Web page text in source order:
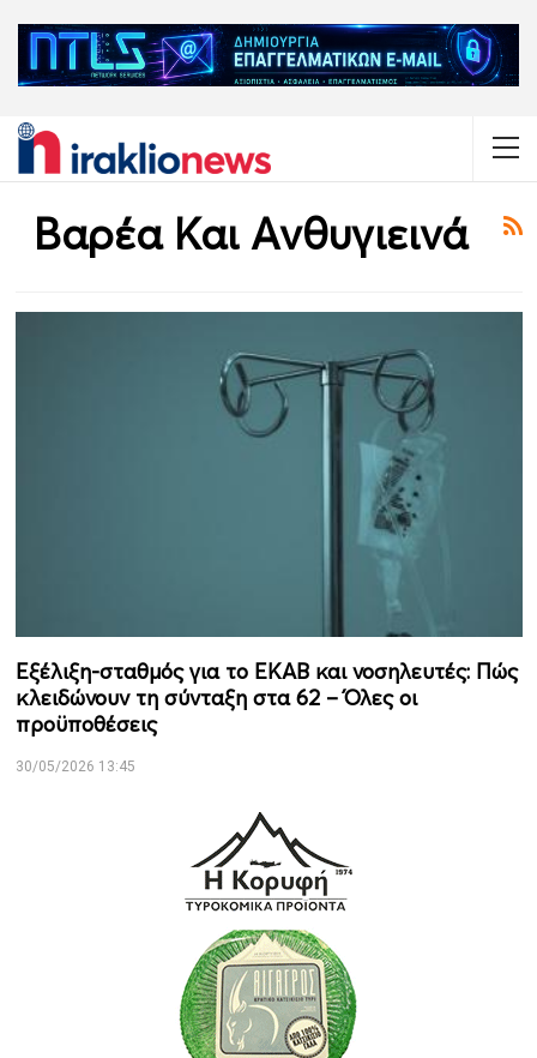
Βαρέα Και Ανθυγιεινά
Εξέλιξη-σταθμός για το ΕΚΑΒ και νοσηλευτές: Πώς
κλειδώνουν τη σύνταξη στα 62 – Όλες οι
προϋποθέσεις
30/05/2026 13:45